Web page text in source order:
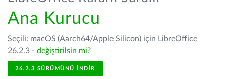
Ana Kurucu
Seçili: macOS (Aarch64/Apple Silicon) için LibreOffice
26.2.3 - değiştirilsin mi?
26.2.3 SÜRÜMÜNÜ İNDIR